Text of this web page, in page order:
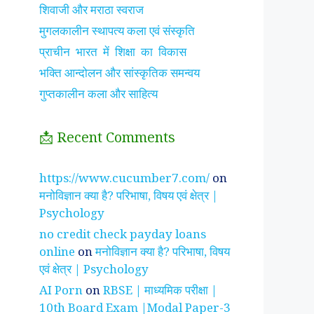
झाँसी की रानी के रहस्मयी
सुनीता विलियम्स ~
भारतीय मूल की अन्तरिक्ष
यात्री
शिवाजी और मराठा स्वराज
मुगलकालीन स्थापत्य कला एवं संस्कृति
प्राचीन भारत में शिक्षा का विकास
भक्ति आन्दोलन और सांस्कृतिक समन्वय
गुप्तकालीन कला और साहित्य
📩 Recent Comments
https://www.cucumber7.com/ on
मनोविज्ञान क्या है? परिभाषा, विषय एवं क्षेत्र |
Psychology
no credit check payday loans
online onमनोविज्ञान क्या है? परिभाषा, विषय
एवं क्षेत्र | Psychology
AI Porn onRBSE | माध्यमिक परीक्षा |
10th Board Exam |Modal Paper-3